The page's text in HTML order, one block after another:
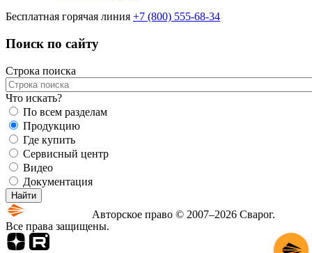
Бесплатная горячая линия +7 (800) 555-68-34
Поиск по сайту
Строка поиска
Что искать?
По всем разделам
Продукцию
Где купить
Сервисный центр
Видео
Документация
Авторское право © 2007–2026 Сварог.
Все права защищены.